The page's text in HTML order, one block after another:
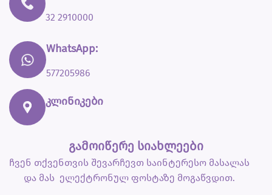
32 2910000
WhatsApp:
577205986
კლინიკები
გამოიწერე სიახლეები
ჩვენ თქვენთვის შევარჩევთ საინტერესო მასალას
და მას ელექტრონულ ფოსტაზე მოგაწვდით.